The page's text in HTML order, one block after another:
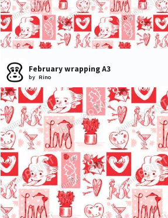
February wrapping A3
by Rino